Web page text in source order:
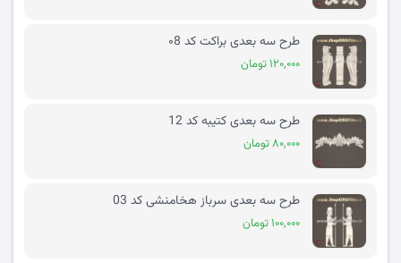
طرح سه بعدی براکت کد ۰8
۱۲۰,۰۰۰ تومان
طرح سه بعدی کتیبه کد 12
۸۰,۰۰۰ تومان
طرح سه بعدی سرباز هخامنشی کد 03
۱۰۰,۰۰۰ تومان